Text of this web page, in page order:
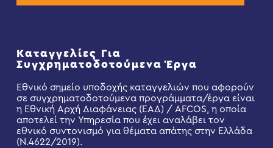
Καταγγελίες Για
Συγχρηματοδοτούμενα Έργα
Εθνικό σημείο υποδοχής καταγγελιών που αφορούν
σε συγχρηματοδοτούμενα προγράμματα/έργα είναι
η Εθνική Αρχή Διαφάνειας (ΕΑΔ) / AFCOS, η οποία
αποτελεί την Υπηρεσία που έχει αναλάβει τον
εθνικό συντονισμό για θέματα απάτης στην Ελλάδα
(Ν.4622/2019).